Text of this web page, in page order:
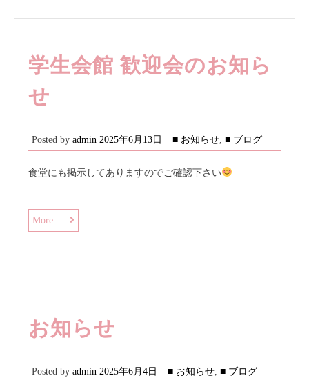
学生会館 歓迎会のお知ら
せ
Posted by admin 2025年6月13日 ■ お知らせ ■ ブログ
食堂にも掲示してありますのでご確認下さい
More .... 学
生
会
の
お
お知らせ
Posted by admin 2025年6月4日 ■ お知らせ ■ ブログ